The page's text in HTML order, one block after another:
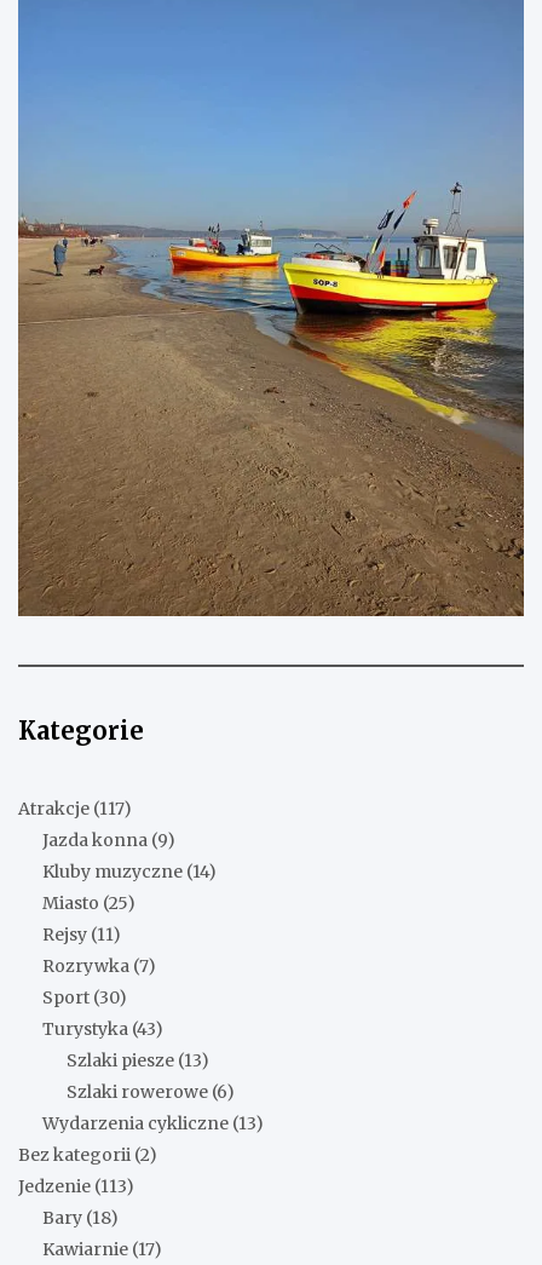
Kategorie
Atrakcje (117)
Jazda konna (9)
Kluby muzyczne (14)
Miasto (25)
Rejsy (11)
Rozrywka (7)
Sport (30)
Turystyka (43)
Szlaki piesze (13)
Szlaki rowerowe (6)
Wydarzenia cykliczne (13)
Bez kategorii (2)
Jedzenie (113)
Bary (18)
Kawiarnie (17)